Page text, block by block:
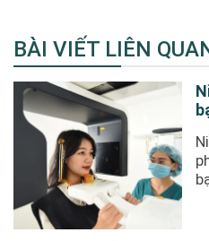
BÀI VIẾT LIÊN